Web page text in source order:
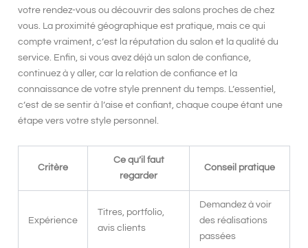
votre rendez-vous ou découvrir des salons proches de chez
vous. La proximité géographique est pratique, mais ce qui
compte vraiment, c’est la réputation du salon et la qualité du
service. Enfin, si vous avez déjà un salon de confiance,
continuez à y aller, car la relation de confiance et la
connaissance de votre style prennent du temps. L’essentiel,
c’est de se sentir à l’aise et confiant, chaque coupe étant une
étape vers votre style personnel.
Critère
Ce qu’il faut
regarder
Conseil pratique
Expérience
Titres, portfolio,
avis clients
Demandez à voir
des réalisations
passées